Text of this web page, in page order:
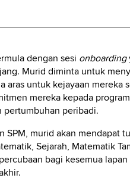
dengan sesi onboarding
Murid diminta untuk
aras untuk kejayaan mereka
mereka kepada
pertumbuhan peribadi.
SPM, murid akan mendapat
Sejarah, Matematik
bagi kesemua